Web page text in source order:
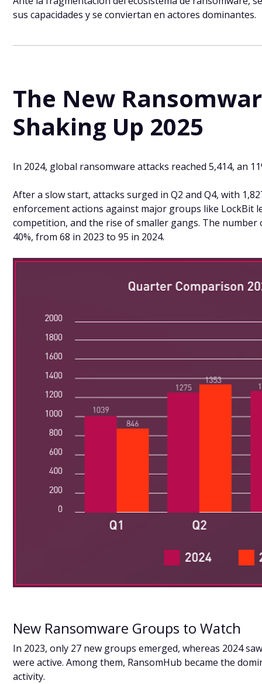
sus capacidades y se conviertan en actores dominantes.
The New
Shaking Up 2025
In 2024, global ransomware attacks reached 5,414, an
After a slow start, attacks surged in Q2 and Q4, with
enforcement actions against major groups like LockBit
competition, and the rise of smaller gangs. The
40%, from 68 in 2023 to 95 in 2024.
New Ransomware Groups to Watch
In 2023, only 27 new groups emerged, whereas 2024
were active. Among them, RansomHub became the
activity.